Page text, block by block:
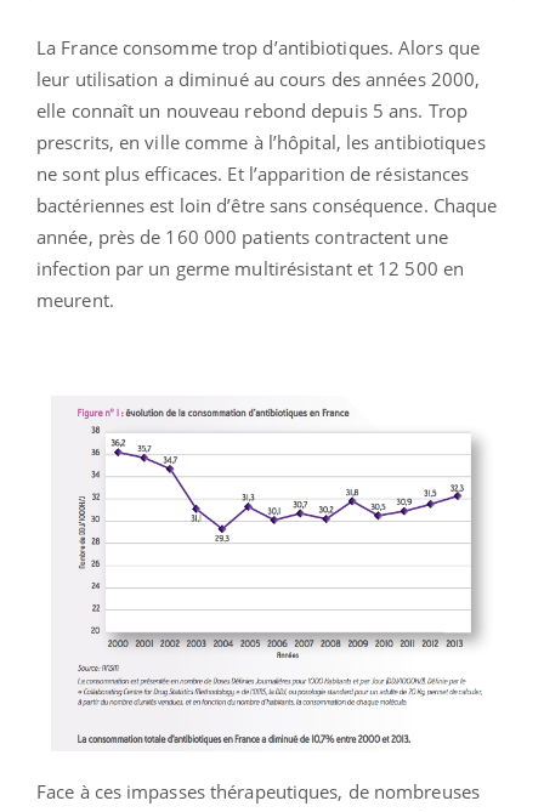
La France consomme trop d’antibiotiques. Alors que
leur utilisation a diminué au cours des années 2000,
elle connaît un nouveau rebond depuis 5 ans. Trop
prescrits, en ville comme à l’hôpital, les antibiotiques
ne sont plus efficaces. Et l’apparition de résistances
bactériennes est loin d’être sans conséquence. Chaque
année, près de 160 000 patients contractent une
infection par un germe multirésistant et 12 500 en
meurent.
Face à ces impasses thérapeutiques, de nombreuses